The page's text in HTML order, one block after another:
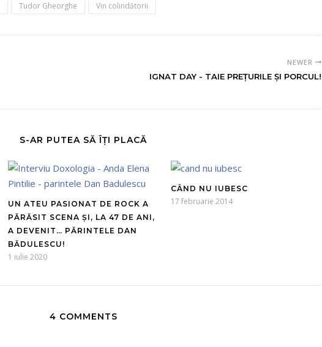
Tudor Gheorghe Vin colindătorii
NEWER
IGNAT DAY - TAIE PREŢURILE ŞI PORCUL!
S-AR PUTEA SĂ ÎȚI PLACĂ
UN ATEU PASIONAT DE ROCK A
PĂRĂSIT SCENA ȘI, LA 47 DE ANI,
A DEVENIT… PĂRINTELE DAN
BĂDULESCU!
1 iulie 2020
CÂND NU IUBESC
17 februarie 2014
4 COMMENTS